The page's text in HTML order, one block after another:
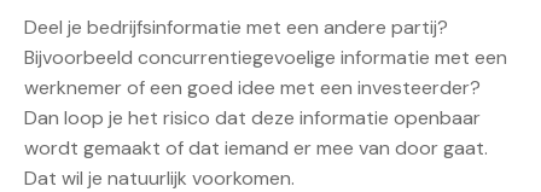
Deel je bedrijfsinformatie met een andere partij?
Bijvoorbeeld concurrentiegevoelige informatie met een
werknemer of een goed idee met een investeerder?
Dan loop je het risico dat deze informatie openbaar
wordt gemaakt of dat iemand er mee van door gaat.
Dat wil je natuurlijk voorkomen.